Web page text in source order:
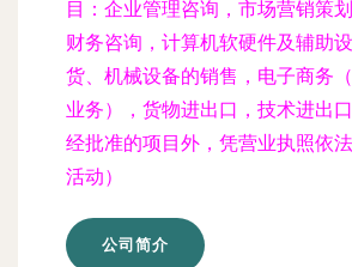
目：企业管理咨询，市场营销策
财务咨询，计算机软硬件及辅助
货、机械设备的销售，电子商务
业务），货物进出口，技术进出
经批准的项目外，凭营业执照依
活动）
公司简介